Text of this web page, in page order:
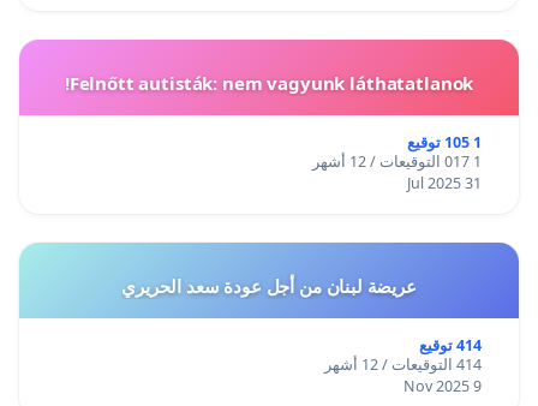
Felnőtt autisták: nem vagyunk láthatatlanok!
1 105 توقيع
1 017 التوقيعات / 12 أشهر
31 Jul 2025
عريضة لبنان من أجل عودة سعد الحريري
414 توقيع
414 التوقيعات / 12 أشهر
9 Nov 2025